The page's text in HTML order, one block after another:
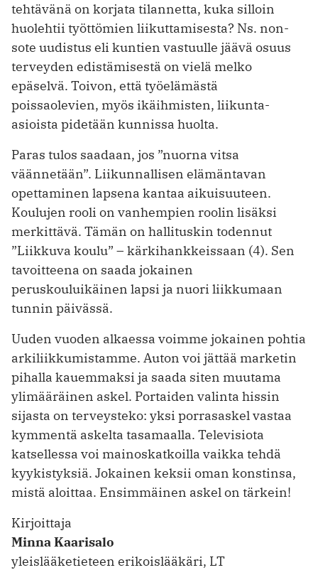
tehtävänä on korjata tilannetta, kuka silloin
huolehtii työttömien liikuttamisesta? Ns. non-
sote uudistus eli kuntien vastuulle jäävä osuus
terveyden edistämisestä on vielä melko
epäselvä. Toivon, että työelämästä
poissaolevien, myös ikäihmisten, liikunta-
asioista pidetään kunnissa huolta.
Paras tulos saadaan, jos ”nuorna vitsa
väännetään”. Liikunnallisen elämäntavan
opettaminen lapsena kantaa aikuisuuteen.
Koulujen rooli on vanhempien roolin lisäksi
merkittävä. Tämän on hallituskin todennut
”Liikkuva koulu” – kärkihankkeissaan (4). Sen
tavoitteena on saada jokainen
peruskouluikäinen lapsi ja nuori liikkumaan
tunnin päivässä.
Uuden vuoden alkaessa voimme jokainen pohtia
arkiliikkumistamme. Auton voi jättää marketin
pihalla kauemmaksi ja saada siten muutama
ylimääräinen askel. Portaiden valinta hissin
sijasta on terveysteko: yksi porrasaskel vastaa
kymmentä askelta tasamaalla. Televisiota
katsellessa voi mainoskatkoilla vaikka tehdä
kyykistyksiä. Jokainen keksii oman konstinsa,
mistä aloittaa. Ensimmäinen askel on tärkein!
Kirjoittaja
Minna Kaarisalo
yleislääketieteen erikoislääkäri, LT